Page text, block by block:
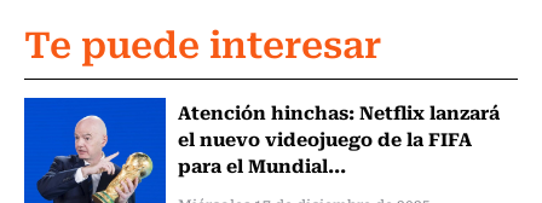
Te puede interesar
Atención hinchas: Netflix lanzará
el nuevo videojuego de la FIFA
para el Mundial...